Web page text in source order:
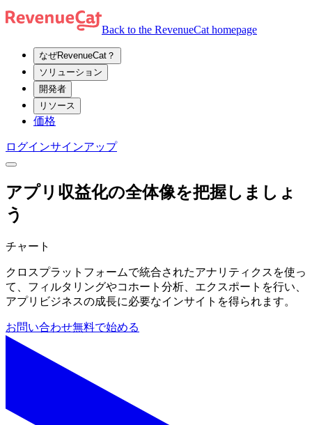
Back to the RevenueCat homepage
なぜRevenueCat？
ソリューション
開発者
リソース
価格
ログインサインアップ
アプリ収益化の全体像を把握しましょ
う
チャート
クロスプラットフォームで統合されたアナリティクスを使っ
て、フィルタリングやコホート分析、エクスポートを行い、
アプリビジネスの成長に必要なインサイトを得られます。
お問い合わせ無料で始める